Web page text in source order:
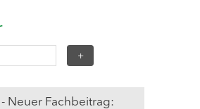
Neuer Fachbeitrag: